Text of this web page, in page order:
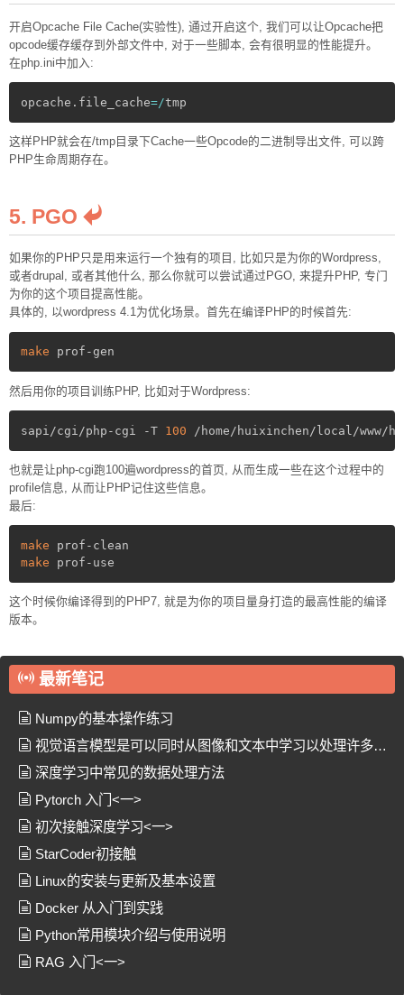
开启Opcache File Cache(实验性), 通过开启这个, 我们可以让Opcache把
opcode缓存缓存到外部文件中, 对于一些脚本, 会有很明显的性能提升。
在php.ini中加入:
opcache . file_cache=/
这样PHP就会在/tmp目录下Cache一些Opcode的二进制导出文件, 可以跨
PHP生命周期存在。
5. PGO
如果你的PHP只是用来运行一个独有的项目, 比如只是为你的Wordpress,
或者drupal, 或者其他什么, 那么你就可以尝试通过PGO, 来提升PHP, 专门
为你的这个项目提高性能。
具体的, 以wordpress 4.1为优化场景。首先在编译PHP的时候首先:
make
然后用你的项目训练PHP, 比如对于Wordpress:
sapi/cgi/php-cgi -T 100 /home/huixinchen/local/www/
也就是让php-cgi跑100遍wordpress的首页, 从而生成一些在这个过程中的
profile信息, 从而让PHP记住这些信息。
最后:
make
make
这个时候你编译得到的PHP7, 就是为你的项目量身打造的最高性能的编译
版本。
最新笔记
Numpy的基本操作练习
视觉语言模型是可以同时从图像和文本中学习以处理许多任
务的模型
深度学习中常见的数据处理方法
Pytorch 入门<一>
初次接触深度学习<一>
StarCoder初接触
Linux的安装与更新及基本设置
Docker 从入门到实践
Python常用模块介绍与使用说明
RAG 入门<一>